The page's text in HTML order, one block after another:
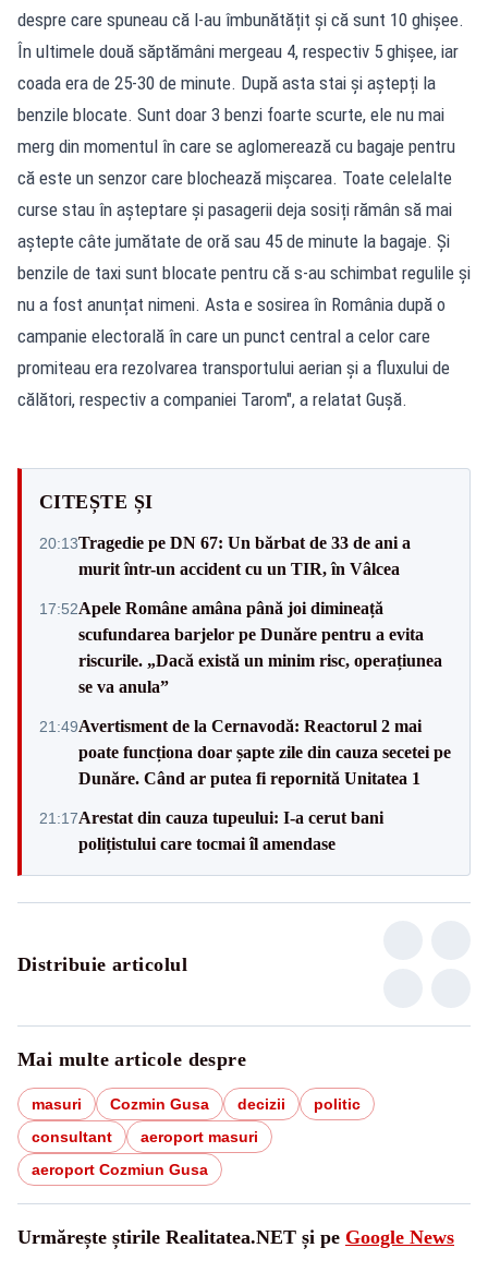
despre care spuneau că l-au îmbunătățit și că sunt 10 ghișee.
În ultimele două săptămâni mergeau 4, respectiv 5 ghișee, iar
coada era de 25-30 de minute. După asta stai și aștepți la
benzile blocate. Sunt doar 3 benzi foarte scurte, ele nu mai
merg din momentul în care se aglomerează cu bagaje pentru
că este un senzor care blochează mișcarea. Toate celelalte
curse stau în așteptare și pasagerii deja sosiți rămân să mai
aștepte câte jumătate de oră sau 45 de minute la bagaje. Și
benzile de taxi sunt blocate pentru că s-au schimbat regulile și
nu a fost anunțat nimeni. Asta e sosirea în România după o
campanie electorală în care un punct central a celor care
promiteau era rezolvarea transportului aerian și a fluxului de
călători, respectiv a companiei Tarom", a relatat Gușă.
CITEȘTE ȘI
20:13Tragedie pe DN 67: Un bărbat de 33 de ani a
murit într-un accident cu un TIR, în Vâlcea
17:52Apele Române amâna până joi dimineață
scufundarea barjelor pe Dunăre pentru a evita
riscurile. „Dacă există un minim risc, operațiunea
se va anula”
21:49Avertisment de la Cernavodă: Reactorul 2 mai
poate funcționa doar șapte zile din cauza secetei pe
Dunăre. Când ar putea fi repornită Unitatea 1
21:17Arestat din cauza tupeului: I-a cerut bani
polițistului care tocmai îl amendase
Distribuie articolul
Mai multe articole despre
masuri Cozmin Gusa decizii
politic
consultant
aeroport masuri
aeroport Cozmiun Gusa
Urmărește știrile Realitatea.NET și pe Google News